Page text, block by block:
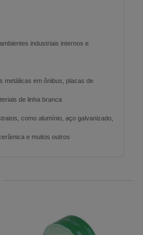
industriais internos e
metálicas em ônibus, placas de
de linha branca
como alumínio, aço galvanizado,
e muitos outros